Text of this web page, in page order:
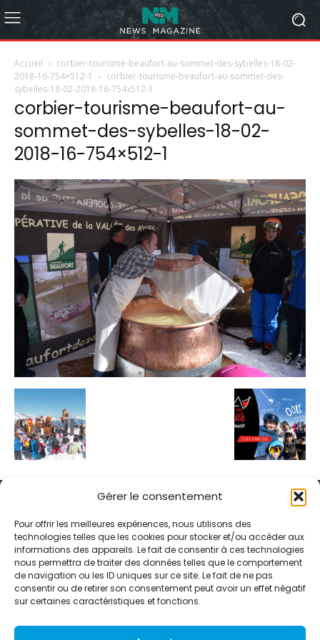
Gérer le consentement
Pour offrir les meilleures expériences, nous utilisons des
technologies telles que les cookies pour stocker et/ou accéder aux
informations des appareils. Le fait de consentir à ces technologies
nous permettra de traiter des données telles que le comportement
de navigation ou les ID uniques sur ce site. Le fait de ne pas
consentir ou de retirer son consentement peut avoir un effet négatif
sur certaines caractéristiques et fonctions.
Accueil
corbier-tourisme-beaufort-au-sommet-des-sybelles-18-02-
2018-16-754×512-1
corbier-tourisme-beaufort-au-sommet-des-
sybelles-18-02-2018-16-754x512-1
corbier-tourisme-beaufort-au-
sommet-des-sybelles-18-02-
2018-16-754×512-1
Alternative Média est une agence de relations presse et de
relations publiques basée à Grenoble. Depuis 1995, elle conçoit et
pilote des stratégies de visibilité en France et à l’international
grâce à un réseau d’agences partenaires.